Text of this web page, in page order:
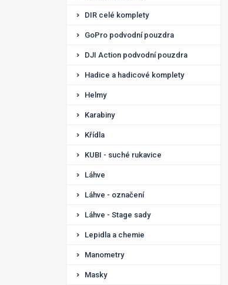
DIR celé komplety
GoPro podvodní pouzdra
DJI Action podvodní pouzdra
Hadice a hadicové komplety
Helmy
Karabiny
Křídla
KUBI - suché rukavice
Láhve
Láhve - označení
Láhve - Stage sady
Lepidla a chemie
Manometry
Masky